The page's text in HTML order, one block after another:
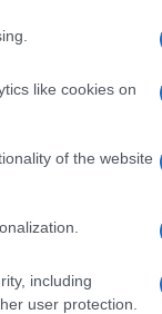
like cookies on
of the website
including
user protection.